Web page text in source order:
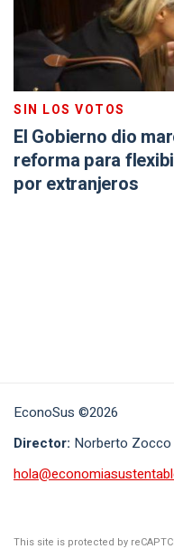
SIN LOS VOTOS
El Gobierno dio
reforma para
por extranjeros
EconoSus ©2026
Director: Norberto Zocco
This site is protected by